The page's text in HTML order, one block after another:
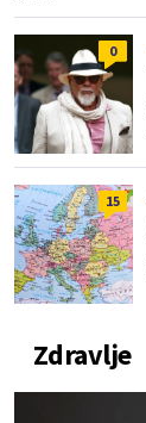
0
15
Zdravlje